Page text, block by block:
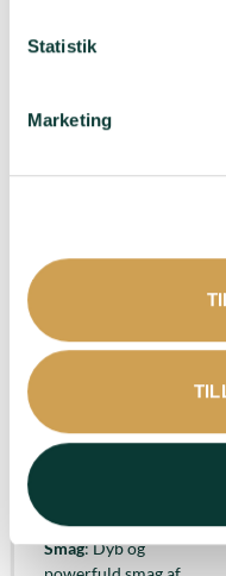
Statistik
Marketing
595,00kr.
25% Meunier, 35%
Chardonnay - 6% Pinot
Smag: Dyb og